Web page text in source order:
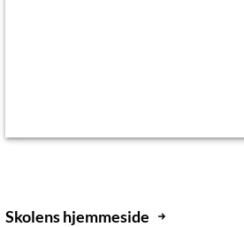
Skolens hjemmeside